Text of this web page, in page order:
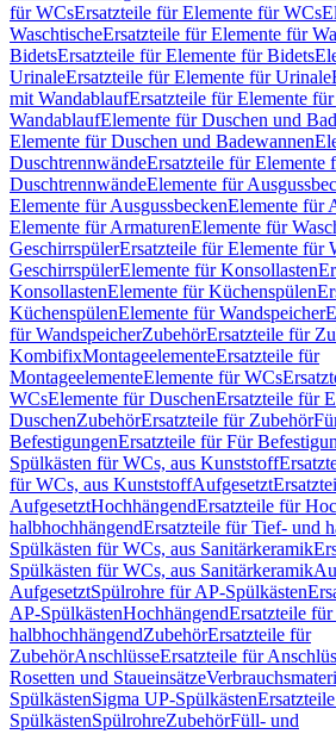
für WCsErsatzteile für Elemente für WCs
WaschtischeErsatzteile für Elemente für
BidetsErsatzteile für Elemente für Bidets
UrinaleErsatzteile für Elemente für Urinale
mit WandablaufErsatzteile für Elemente
WandablaufElemente für Duschen und
Elemente für Duschen und Badewannen
DuschtrennwändeErsatzteile für Elemente
DuschtrennwändeElemente für
Elemente für AusgussbeckenElemente für
Elemente für ArmaturenElemente für
GeschirrspülerErsatzteile für Elemente für
GeschirrspülerElemente für Konsollasten
KonsollastenElemente für Küchenspülen
KüchenspülenElemente für Wandspeicher
für WandspeicherZubehörErsatzteile für
KombifixMontageelementeErsatzteile für
MontageelementeElemente für WCs
WCsElemente für DuschenErsatzteile für
DuschenZubehörErsatzteile für Zubehör
BefestigungenErsatzteile für Für
Spülkästen für WCs, aus Kunststoff
für WCs, aus KunststoffAufgesetzt
AufgesetztHochhängendErsatzteile für
halbhochhängendErsatzteile für Tief- und
Spülkästen für WCs, aus Sanitärkeramik
Spülkästen für WCs, aus Sanitärkeramik
AufgesetztSpülrohre für AP-Spülkästen
AP-SpülkästenHochhängendErsatzteile
halbhochhängendZubehörErsatzteile für
ZubehörAnschlüsseErsatzteile für
Rosetten und Staueinsätze
SpülkästenSigma UP-Spülkästen
SpülkästenSpülrohreZubehörFüll- und